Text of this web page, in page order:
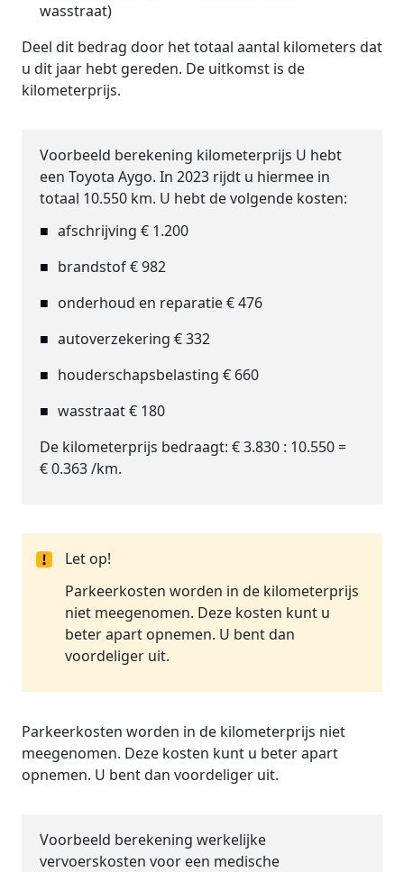
wasstraat)
Deel dit bedrag door het totaal aantal kilometers dat
u dit jaar hebt gereden. De uitkomst is de
kilometerprijs.
Voorbeeld berekening kilometerprijs U hebt
een Toyota Aygo. In 2023 rijdt u hiermee in
totaal 10.550 km. U hebt de volgende kosten:
afschrijving € 1.200
brandstof € 982
onderhoud en reparatie € 476
autoverzekering € 332
houderschapsbelasting € 660
wasstraat € 180
De kilometerprijs bedraagt: € 3.830 : 10.550 =
€ 0.363 /km.
Let op!
Parkeerkosten worden in de kilometerprijs
niet meegenomen. Deze kosten kunt u
beter apart opnemen. U bent dan
voordeliger uit.
Parkeerkosten worden in de kilometerprijs niet
meegenomen. Deze kosten kunt u beter apart
opnemen. U bent dan voordeliger uit.
Voorbeeld berekening werkelijke
vervoerskosten voor een medische